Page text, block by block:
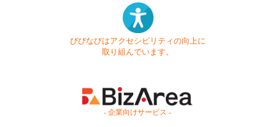
びびなびはアクセシビリティの向上に
取り組んでいます。
- 企業向けサービス -